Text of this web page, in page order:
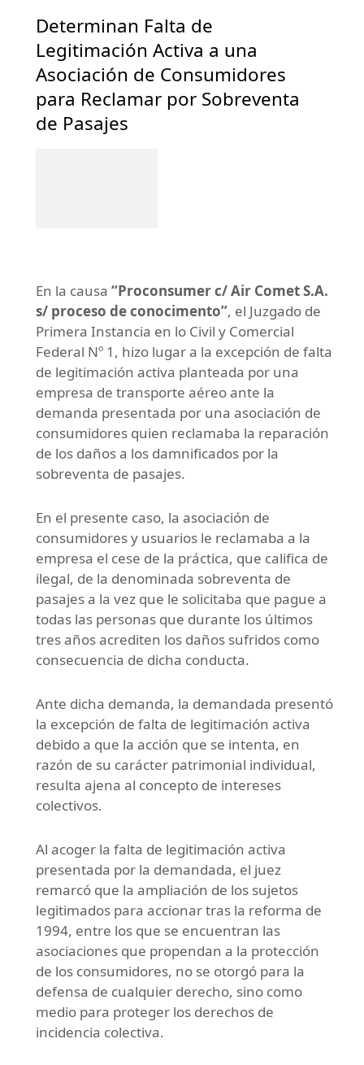
Determinan Falta de
Legitimación Activa a una
Asociación de Consumidores
para Reclamar por Sobreventa
de Pasajes
En la causa “Proconsumer c/ Air Comet S.A.
s/ proceso de conocimento”, el Juzgado de
Primera Instancia en lo Civil y Comercial
Federal Nº 1, hizo lugar a la excepción de falta
de legitimación activa planteada por una
empresa de transporte aéreo ante la
demanda presentada por una asociación de
consumidores quien reclamaba la reparación
de los daños a los damnificados por la
sobreventa de pasajes.
En el presente caso, la asociación de
consumidores y usuarios le reclamaba a la
empresa el cese de la práctica, que califica de
ilegal, de la denominada sobreventa de
pasajes a la vez que le solicitaba que pague a
todas las personas que durante los últimos
tres años acrediten los daños sufridos como
consecuencia de dicha conducta.
Ante dicha demanda, la demandada presentó
la excepción de falta de legitimación activa
debido a que la acción que se intenta, en
razón de su carácter patrimonial individual,
resulta ajena al concepto de intereses
colectivos.
Al acoger la falta de legitimación activa
presentada por la demandada, el juez
remarcó que la ampliación de los sujetos
legitimados para accionar tras la reforma de
1994, entre los que se encuentran las
asociaciones que propendan a la protección
de los consumidores, no se otorgó para la
defensa de cualquier derecho, sino como
medio para proteger los derechos de
incidencia colectiva.